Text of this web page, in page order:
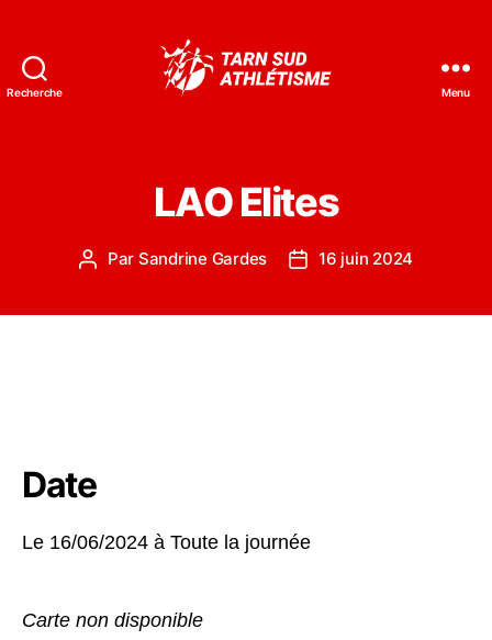
Recherche Menu
LAO Elites
Auteur
Par Sandrine Gardes
Date16 juin 2024
Date
Le 16/06/2024 à Toute la journée
Carte non disponible